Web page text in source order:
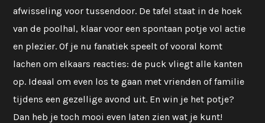
afwisseling voor tussendoor. De tafel staat in de hoek
van de poolhal, klaar voor een spontaan potje vol actie
en plezier. Of je nu fanatiek speelt of vooral komt
lachen om elkaars reacties: de puck vliegt alle kanten
op. Ideaal om even los te gaan met vrienden of familie
tijdens een gezellige avond uit. En win je het potje?
Dan heb je toch mooi even laten zien wat je kunt!